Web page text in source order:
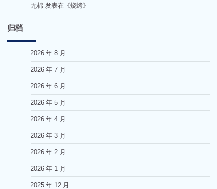
无棉 发表在《烧烤》
归档
2026 年 8 月
2026 年 7 月
2026 年 6 月
2026 年 5 月
2026 年 4 月
2026 年 3 月
2026 年 2 月
2026 年 1 月
2025 年 12 月